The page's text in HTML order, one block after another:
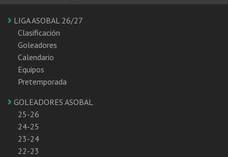
LIGA ASOBAL 26/27
Clasificación
Goleadores
Calendario
Equipos
Pretemporada
GOLEADORES ASOBAL
25-26
24-25
23-24
22-23